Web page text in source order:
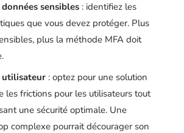
sensibles : identifiez les
que vous devez protéger. Plus
plus la méthode MFA doit
utilisateur : optez pour une solution
les frictions pour les utilisateurs tout
une sécurité optimale. Une
complexe pourrait décourager son